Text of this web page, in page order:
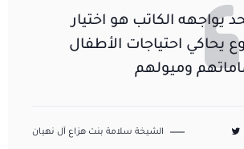
يواجهه الكاتب هو اختيار
يحاكي احتياجات الأطفال
وميولهم
الشيخة سلامة بنت هزاع آل نهيان